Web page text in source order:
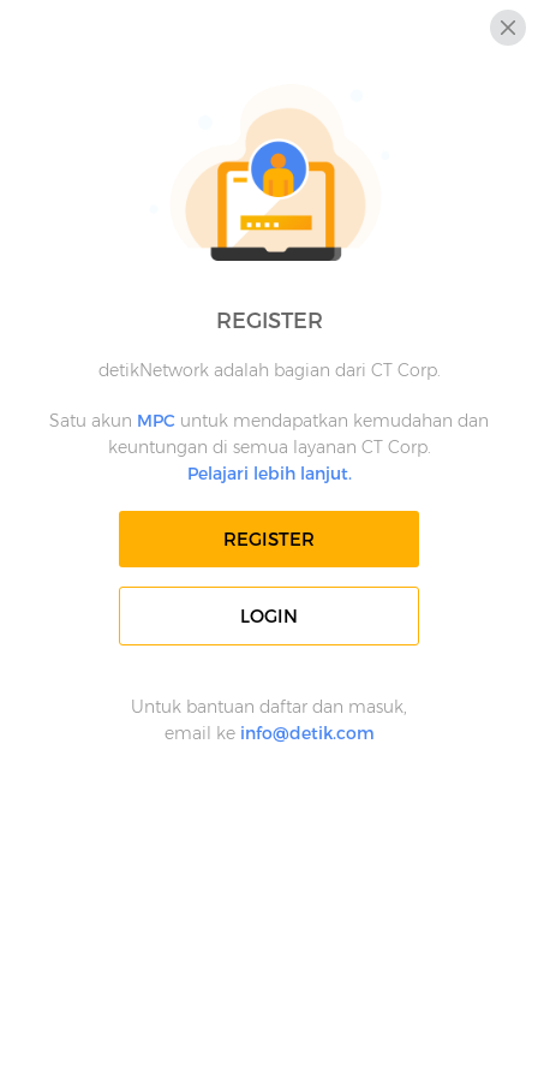
REGISTER
detikNetwork adalah bagian dari CT Corp.
Satu akun MPC untuk mendapatkan kemudahan dan
keuntungan di semua layanan CT Corp.
Pelajari lebih lanjut.
REGISTER
LOGIN
Untuk bantuan daftar dan masuk,
email ke info@detik.com